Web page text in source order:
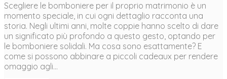
Scegliere le bomboniere per il proprio matrimonio è un
momento speciale, in cui ogni dettaglio racconta una
storia. Negli ultimi anni, molte coppie hanno scelto di dare
un significato più profondo a questo gesto, optando per
le bomboniere solidali. Ma cosa sono esattamente? E
come si possono abbinare a piccoli cadeaux per rendere
omaggio agli…